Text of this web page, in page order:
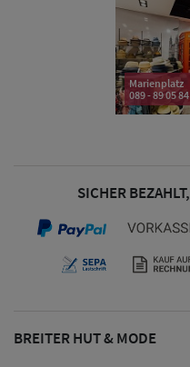
Bandana Caps
Sonnenschilder
Großgrößen
Marienplatz
089 - 89 05
SICHER
BREITER HUT & MODE